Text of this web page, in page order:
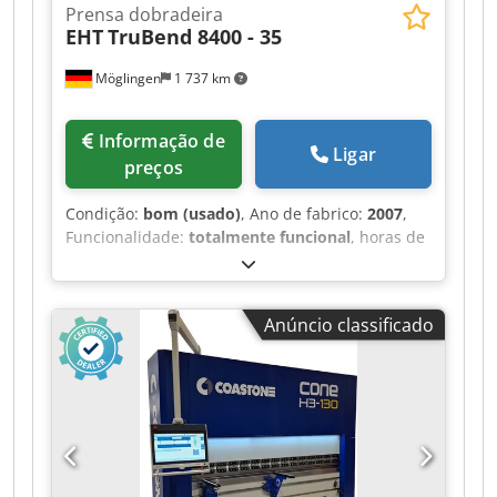
Möglingen 1 737 km
Prensa dobradeira
EHTTruBend 8400 - 35
preços
Ligar
Condição: bom (usado), Ano de fabrico: 2007,
Funcionalidade: totalmente funcional, horas de
94 201 h, força de dobragem
(máx.):400 t, altura de instalação:595 mm, tipo
de controlo:Comando CNC, Comprimento de
quinagem [mm]: 3550 Força de prensagem [t]:
400 Comando: Cybelec ModEva 10s Djdpoy
Saurefx Ah Nekr Horas de funcionamento [h]:
94201 Equipamento padrão: - Estrutura da
máquina robusta, em construção totalmente
soldada em aço maciço - Viga de pressão com
alta resistência à flexão - Acionamento superior
eletro-hidráulico com válvulas proporcionais -
Anúncio classificado